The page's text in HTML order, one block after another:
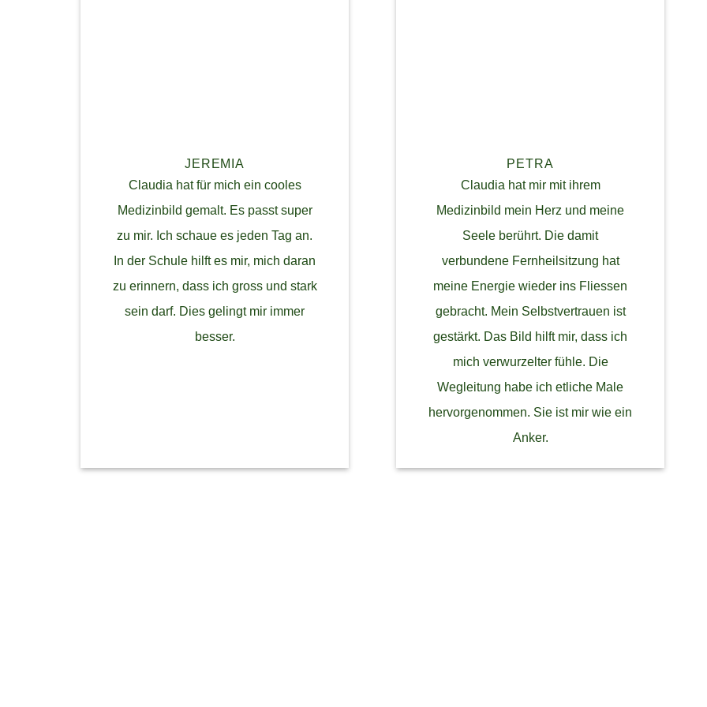
JEREMIA
Claudia hat für mich ein cooles
Medizinbild gemalt. Es passt super
zu mir. Ich schaue es jeden Tag an.
In der Schule hilft es mir, mich daran
zu erinnern, dass ich gross und stark
sein darf. Dies gelingt mir immer
besser.
PETRA
Claudia hat mir mit ihrem
Medizinbild mein Herz und meine
Seele berührt. Die damit
verbundene Fernheilsitzung hat
meine Energie wieder ins Fliessen
gebracht. Mein Selbstvertrauen ist
gestärkt. Das Bild hilft mir, dass ich
mich verwurzelter fühle. Die
Wegleitung habe ich etliche Male
hervorgenommen. Sie ist mir wie ein
Anker.